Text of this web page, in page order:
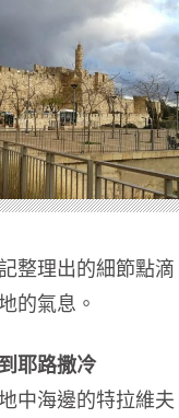
整理出的細節點
的氣息。
耶路撒冷
中海邊的特拉維